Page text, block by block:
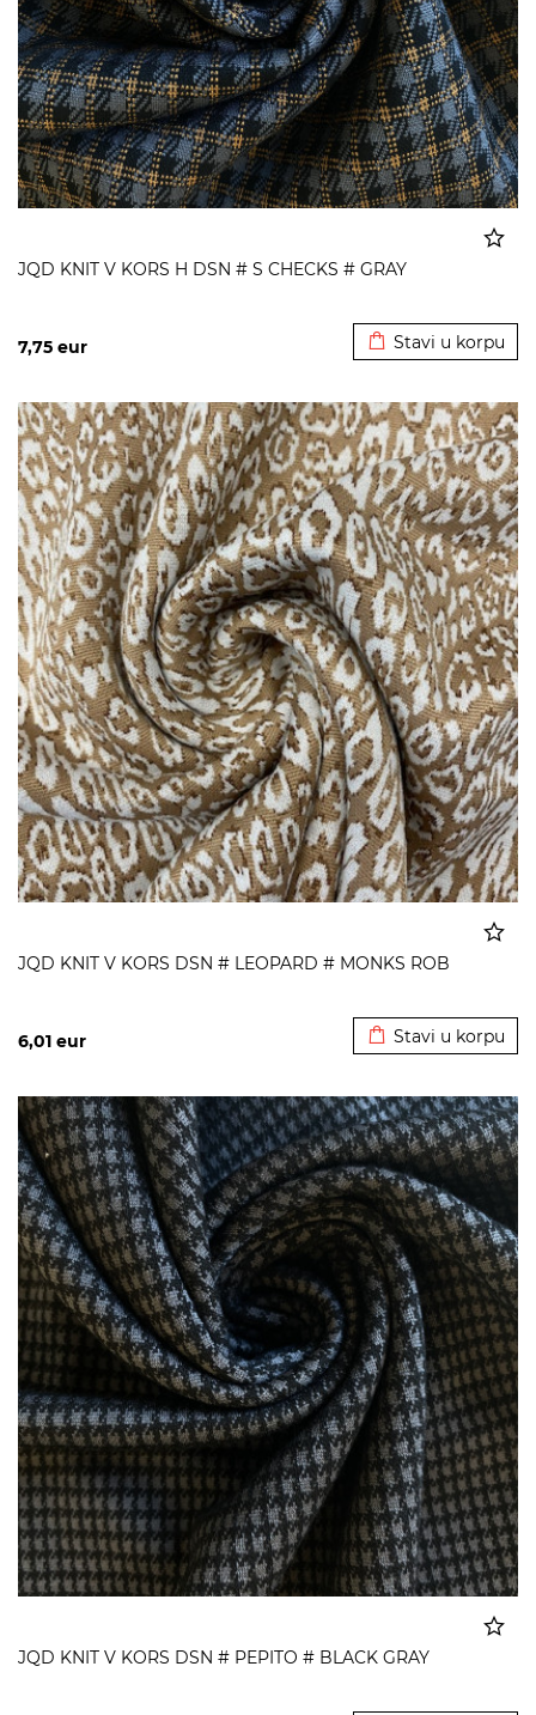
JQD KNIT V KORS H DSN # S CHECKS # GRAY
7,75 eur Stavi u korpu
JQD KNIT V KORS DSN # LEOPARD # MONKS ROB
6,01 eur Stavi u korpu
JQD KNIT V KORS DSN # PEPITO # BLACK GRAY